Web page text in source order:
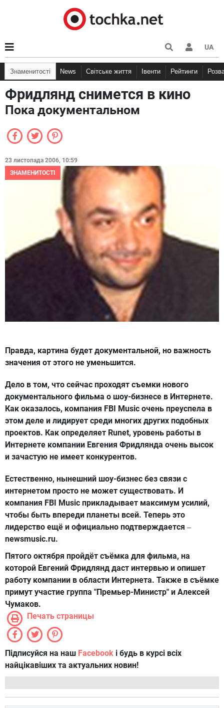
UA
Знаменитості News Світське життя Івенти Рейтинги
Фридлянд снимется в кино
Пока документальном
23 листопада 2006, 10:59
ЗНАМЕНИТОСТІ
Правда, картина будет документальной, но важность
значения от этого не уменьшится.
Дело в том, что сейчас проходят съемки нового
документального фильма о шоу-бизнесе в Интернете.
Как оказалось, компания FBI Music очень преуспела в
этом деле и лидирует среди многих других подобных
проектов. Как определяет Runet, уровень работы в
Интернете компании Евгения Фридлянда очень высок
и зачастую не имеет конкурентов.
Естественно, нынешний шоу-бизнес без связи с
интернетом просто не может существовать. И
компания FBI Music прикладывает максимум усилий,
чтобы быть впереди планеты всей. Теперь это
лидерство ещё и официально подтверждается –
newsmusic.ru.
Пятого октября пройдёт съёмка для фильма, на
которой Евгений Фридлянд даст интервью и опишет
работу компании в области Интернета. Также в съёмке
примут участие группа "Премьер-Министр" и Алексей
Чумаков.
Печать страницы
Підписуйся на наш Facebook і будь в курсі всіх
найцікавіших та актуальних новин!